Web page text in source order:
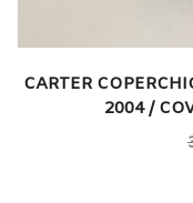
CARTER
2004 /